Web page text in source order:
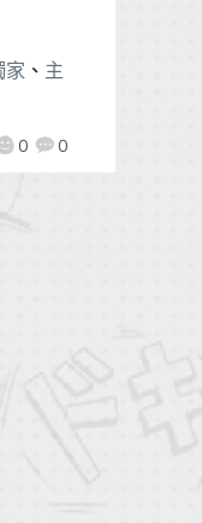
0 0
家 、 主